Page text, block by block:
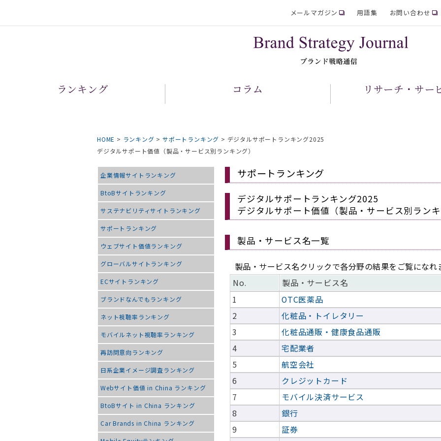
メールマガジン 用語集 お問い合わせ
ランキング コラム リサーチ・サー
HOME > ランキング >サポートランキング > デジタルサポートランキング2025
デジタルサポート価値（製品・サービス別ランキング）
企業情報サイトランキング
BtoBサイトランキング
サステナビリティサイトランキング
サポートランキング
ウェブサイト価値ランキング
グローバルサイトランキング
ECサイトランキング
ブランドなんでもランキング
ネット視聴率ランキング
モバイルネット視聴率ランキング
再訪問意向ランキング
日系企業イメージ調査ランキング
Webサイト価値 in China ランキング
BtoBサイト in China ランキング
Car Brands in China ランキング
サポートランキング
デジタルサポートランキング2025
デジタルサポート価値（製品・サービス別ラ
製品・サービス名一覧
製品・サービス名クリックで各分野の結果をご覧になれ
No.
製品・サービス名
1
OTC医薬品
2
化粧品・トイレタリー
3
化粧品通販・健康食品通販
4
宅配業者
5
航空会社
6
クレジットカード
7
モバイル決済サービス
8
銀行
9
証券